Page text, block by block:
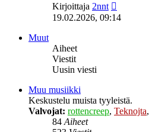
Kirjoittaja 2nnt
uusin
19.02.2026, 09:14
Muut
Aiheet
Viestit
Uusin viesti
Muu musiikki
Keskustelu muista tyyleistä.
Valvojat: rottencreep, Teknojta,
84Aiheet